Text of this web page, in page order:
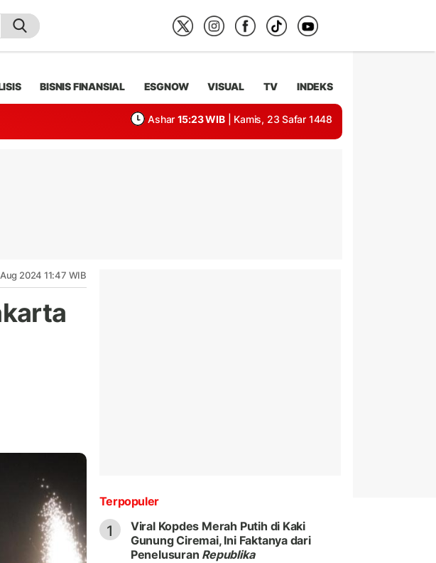
BISNIS FINANSIAL ESGNOW VISUAL TV INDEKS
Ashar 15:23 WIB | Kamis, 23 Safar 1448
2024 11:47 WIB
Terpopuler
1
Viral Kopdes Merah Putih di Kaki
Gunung Ciremai, Ini Faktanya dari
Penelusuran Republika